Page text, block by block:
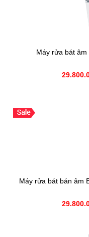
Máy rửa bát âm
Máy rửa bát bán âm